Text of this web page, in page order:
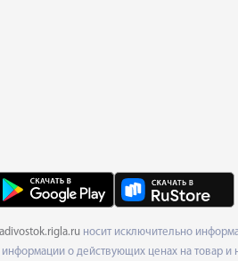
носит исключительно
о действующих ценах на товар и